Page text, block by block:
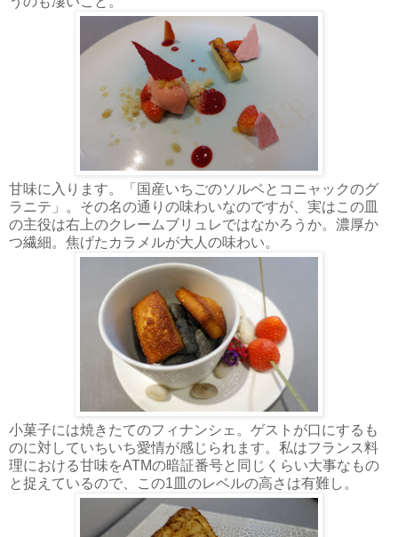
甘味に入ります。「国産いちごのソルベとコニャックのグ
ラニテ」。その名の通りの味わいなのですが、実はこの皿
の主役は右上のクレームブリュレではなかろうか。濃厚か
つ繊細。焦げたカラメルが大人の味わい。
小菓子には焼きたてのフィナンシェ。ゲストが口にするも
のに対していちいち愛情が感じられます。私はフランス料
理における甘味をATMの暗証番号と同じくらい大事なもの
と捉えているので、この1皿のレベルの高さは有難し。